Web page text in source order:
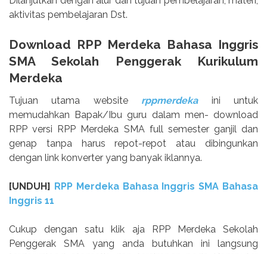
aktivitas pembelajaran Dst.
Download RPP Merdeka Bahasa Inggris
SMA Sekolah Penggerak Kurikulum
Merdeka
Tujuan utama website rppmerdeka
ini untuk
memudahkan Bapak/Ibu guru dalam men- download
RPP versi RPP Merdeka SMA full semester ganjil dan
genap tanpa harus repot-repot atau dibingunkan
dengan link konverter yang banyak iklannya.
[UNDUH]
RPP Merdeka Bahasa Inggris SMA Bahasa
Inggris 11
Cukup dengan satu klik aja RPP Merdeka Sekolah
Penggerak SMA yang anda butuhkan ini langsung